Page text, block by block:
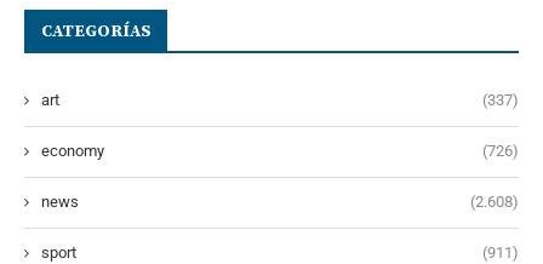
CATEGORÍAS
art (337)
economy (726)
news (2.608)
sport (911)